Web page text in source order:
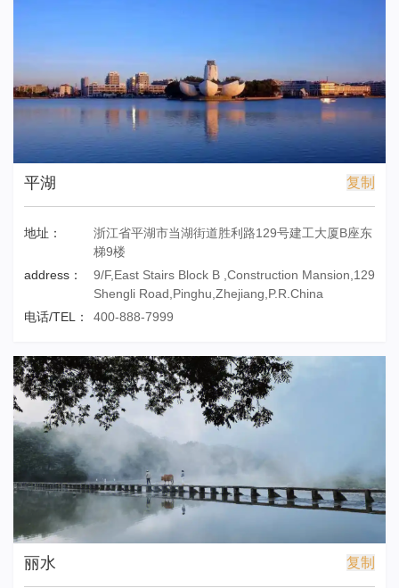
平湖 复制
地址：
浙江省平湖市当湖街道胜利路129号建工大厦B座东
梯9楼
address：
9/F,East Stairs Block B ,Construction Mansion,129
Shengli Road,Pinghu,Zhejiang,P.R.China
电话/TEL：
400-888-7999
丽水 复制